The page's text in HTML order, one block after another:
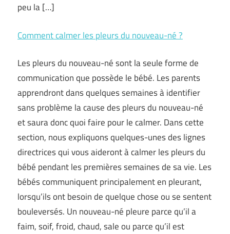
peu la […]
Comment calmer les pleurs du nouveau-né ?
Les pleurs du nouveau-né sont la seule forme de
communication que possède le bébé. Les parents
apprendront dans quelques semaines à identifier
sans problème la cause des pleurs du nouveau-né
et saura donc quoi faire pour le calmer. Dans cette
section, nous expliquons quelques-unes des lignes
directrices qui vous aideront à calmer les pleurs du
bébé pendant les premières semaines de sa vie. Les
bébés communiquent principalement en pleurant,
lorsqu’ils ont besoin de quelque chose ou se sentent
bouleversés. Un nouveau-né pleure parce qu’il a
faim, soif, froid, chaud, sale ou parce qu’il est